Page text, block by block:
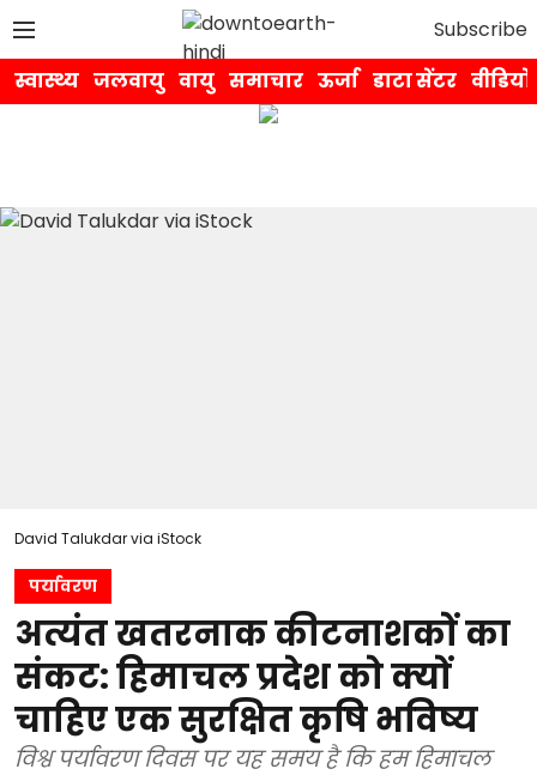
Subscribe
स्वास्थ्य जलवायु वायु समाचार ऊर्जा डाटा सेंटर वीडियो
David Talukdar via iStock
पर्यावरण
अत्यंत खतरनाक कीटनाशकों का
संकट: हिमाचल प्रदेश को क्यों
चाहिए एक सुरक्षित कृषि भविष्य
विश्व पर्यावरण दिवस पर यह समय है कि हम हिमाचल